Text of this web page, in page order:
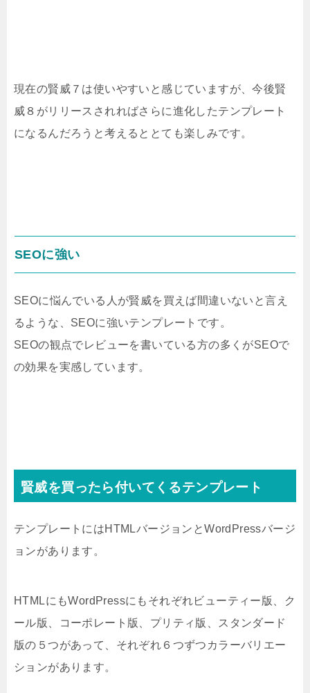
現在の賢威７は使いやすいと感じていますが、今後賢
威８がリリースされればさらに進化したテンプレート
になるんだろうと考えるととても楽しみです。
SEOに強い
SEOに悩んでいる人が賢威を買えば間違いないと言え
るような、SEOに強いテンプレートです。
SEOの観点でレビューを書いている方の多くがSEOで
の効果を実感しています。
賢威を買ったら付いてくるテンプレート
テンプレートにはHTMLバージョンとWordPressバージ
ョンがあります。
HTMLにもWordPressにもそれぞれビューティー版、ク
ール版、コーポレート版、プリティ版、スタンダード
版の５つがあって、それぞれ６つずつカラーバリエー
ションがあります。